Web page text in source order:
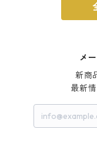
メ
新商
最新